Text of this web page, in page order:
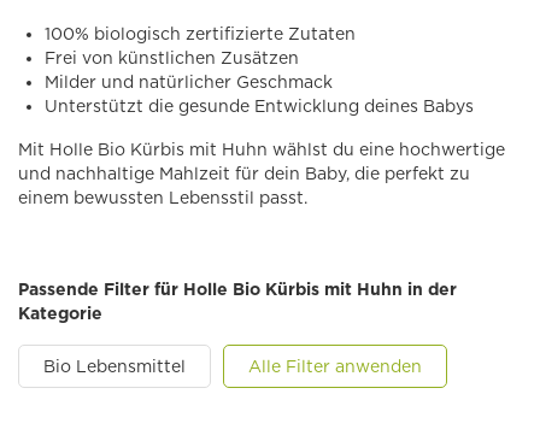
100% biologisch zertifizierte Zutaten
Frei von künstlichen Zusätzen
Milder und natürlicher Geschmack
Unterstützt die gesunde Entwicklung deines Babys
Mit Holle Bio Kürbis mit Huhn wählst du eine hochwertige
und nachhaltige Mahlzeit für dein Baby, die perfekt zu
einem bewussten Lebensstil passt.
Passende Filter für Holle Bio Kürbis mit Huhn in der
Kategorie
Bio Lebensmittel Alle Filter anwenden